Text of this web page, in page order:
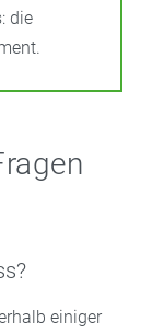
die
einiger